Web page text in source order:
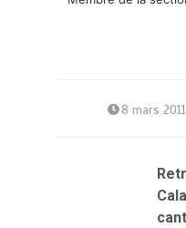
8 mars 2011